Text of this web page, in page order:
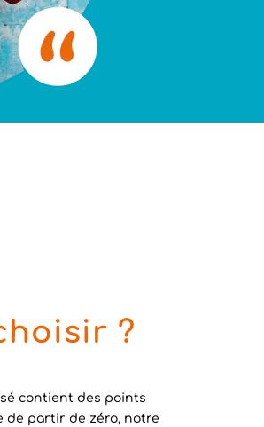
?
contient des points
de partir de zéro, notre